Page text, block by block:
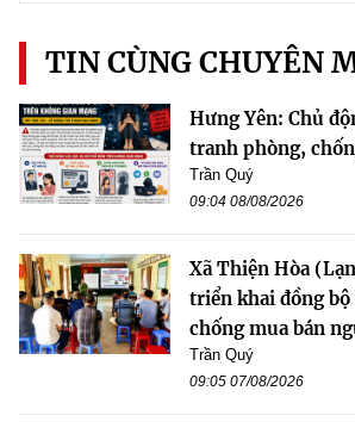
TIN CÙNG CHUYÊN
Hưng Yên: Chủ
tranh phòng,
Trần Quý
09:04 08/08/2026
Xã Thiện Hòa
triển khai đồng
chống mua bán
Trần Quý
09:05 07/08/2026